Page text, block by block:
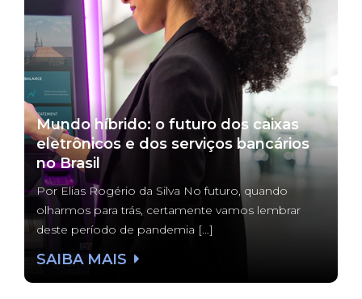
Mundo híbrido: o futuro dos caixas
eletrônicos e dos serviços bancários
no Brasil
Por Elias Rogério da Silva No futuro, quando
olharmos para trás, certamente vamos lembrar
deste período de pandemia […]
SAIBA MAIS